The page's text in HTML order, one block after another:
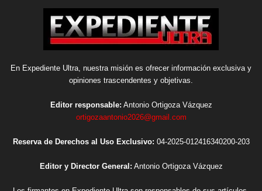
En Expediente Ultra, nuestra misión es ofrecer información exclusiva y
opiniones trascendentes y objetivas.
Editor responsable: Antonio Ortigoza Vázquez
ortigozaantonio2026@gmail.com
Reserva de Derechos al Uso Exclusivo: 04-2025-012416340200-203
Editor y Director General: Antonio Ortigoza Vázquez